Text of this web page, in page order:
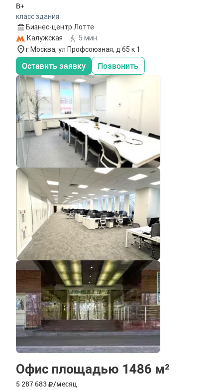
B+
класс здания
Бизнес-центр Лотте
Калужская
5 мин
г Москва, ул Профсоюзная, д 65 к 1
Оставить заявку Позвонить
Офис площадью 1486 м²
5 287 683
/месяц